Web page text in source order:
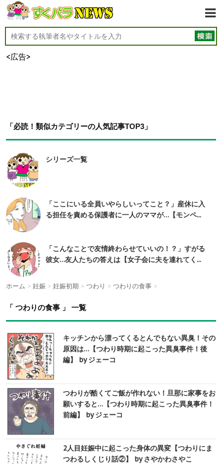
<広告>
「必読！類似カテゴリーの人気記事TOP3」
シリーズ一覧
「ここにいる全員いやらしいってこと？」産休に入
る担任を責める保護者に一人のママが…【モンペ...
「こんなことで友情終わらせていいの！？」すがる
彼女…友人たちの答えは【女子会に夫を連れてく...
ホーム > 妊娠 > 妊娠初期 > つわり > つわりの食事 >
「 つわりの食事 」 一覧
キッチンから漂ってくるとんでもない異臭！その
原因は…【つわり時期に起こった異臭事件！後
編】 by ジェーコ
つわりが酷くてご飯が作れない！旦那に家事をお
願いすると…【つわり時期に起こった異臭事件！
前編】 by ジェーコ
2人目妊娠中に起こった身体の異変【つわりにま
つわるしくじり話②】 by さやかわさやこ